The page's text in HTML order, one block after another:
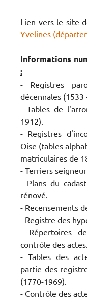
Lien vers le site
Yvelines
Informations
:
- Registres
décennales (1533
- Tables de
1912).
- Registres
Oise (tables
matriculaires de
- Terriers
- Plans du
rénové.
- Recensements
- Registre des
- Répertoires
contrôle des actes.
- Tables des
partie des
(1770-1969).
- Contrôle des